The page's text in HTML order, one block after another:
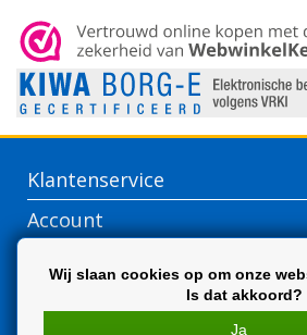
Klantenservice
Account
Wij slaan cookies op om onze
Is dat akkoord?
Ja